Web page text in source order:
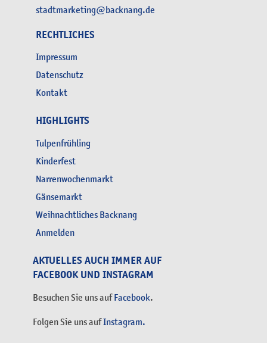
stadtmarketing@backnang.de
RECHTLICHES
Impressum
Datenschutz
Kontakt
HIGHLIGHTS
Tulpenfrühling
Kinderfest
Narrenwochenmarkt
Gänsemarkt
Weihnachtliches Backnang
Anmelden
AKTUELLES AUCH IMMER AUF
FACEBOOK UND INSTAGRAM
Besuchen Sie uns aufFacebook.
Folgen Sie uns aufInstagram.